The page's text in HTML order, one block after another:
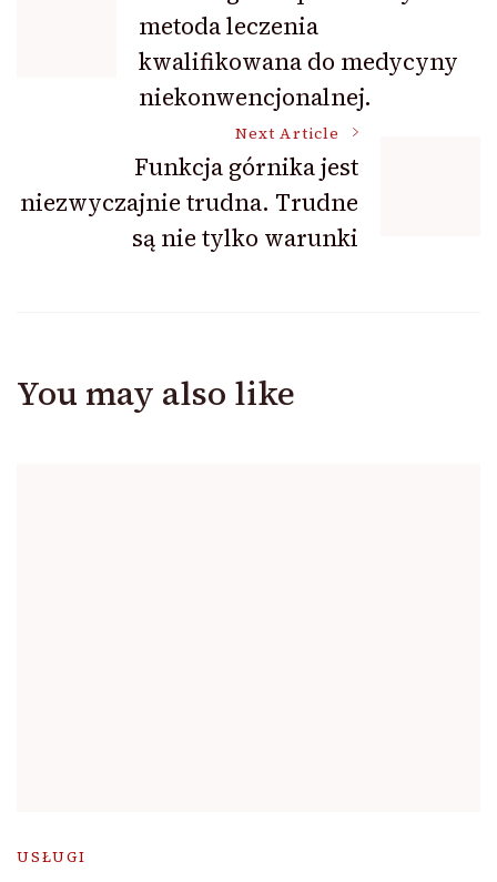
Navigation
metoda leczenia
kwalifikowana do medycyny
niekonwencjonalnej.
Next Article
Funkcja górnika jest
niezwyczajnie trudna. Trudne
są nie tylko warunki
You may also like
USŁUGI